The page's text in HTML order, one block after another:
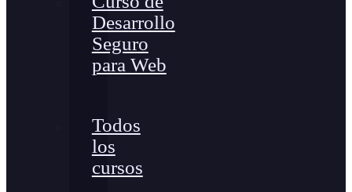
Desarrollo
Seguro
para Web
Todos
los
cursos